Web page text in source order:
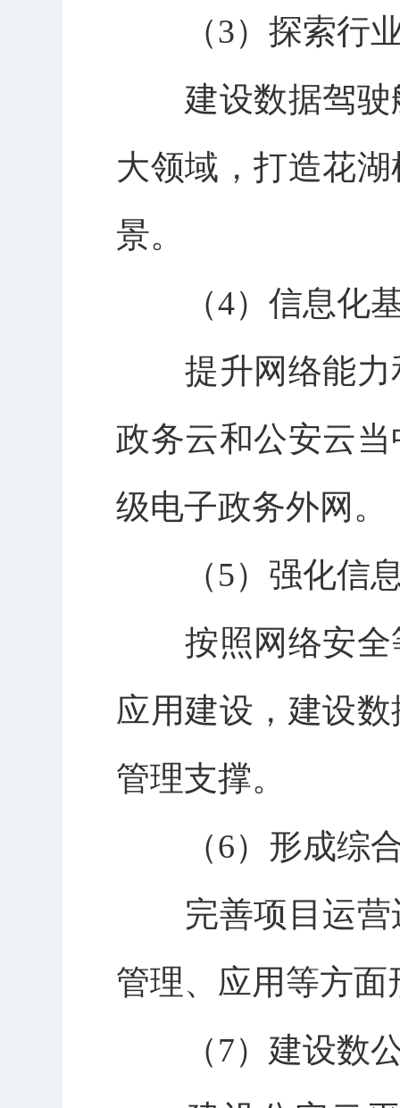
（3）探索行业
建设数据驾驶
大领域，打造花
景。
（4）信息化基
提升网络能力
政务云和公安云
级电子政务外网。
（5）强化信
按照网络安全
应用建设，建设
管理支撑。
（6）形成综合
完善项目运营
管理、应用等方
（7）建设数公